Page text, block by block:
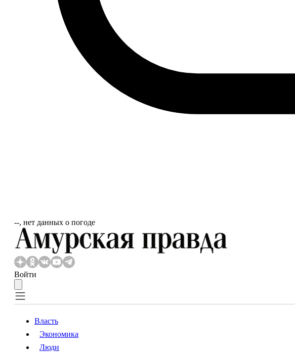
‐‐, нет данных о погоде
Войти
Власть
Власть
Экономика
Люди